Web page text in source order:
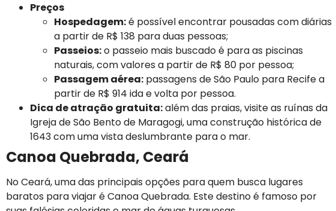
Preços
Hospedagem:é possível encontrar pousadas com diárias
a partir de R$ 138 para duas pessoas;
Passeios:o passeio mais buscado é para as piscinas
naturais, com valores a partir de R$ 80 por pessoa;
Passagem aérea: passagens de São Paulo para Recife a
partir de R$ 914 ida e volta por pessoa.
Dica de atração gratuita:além das praias, visite as ruínas da
Igreja de São Bento de Maragogi, uma construção histórica de
1643 com uma vista deslumbrante para o mar.
Canoa Quebrada, Ceará
No Ceará, uma das principais opções para quem busca lugares
baratos para viajar é Canoa Quebrada. Este destino é famoso por